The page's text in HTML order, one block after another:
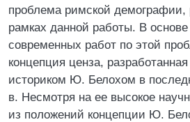
проблема римской демографии,
рамках данной работы. В
современных работ по этой
концепция ценза,
историком Ю. Белохом в
в. Несмотря на ее высокое
из положений концепции Ю.